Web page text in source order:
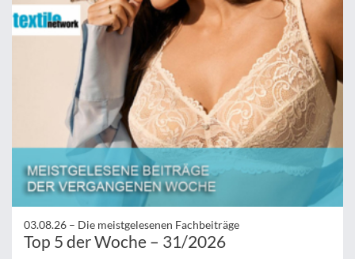
03.08.26 – Die meistgelesenen Fachbeiträge
Top 5 der Woche – 31/2026